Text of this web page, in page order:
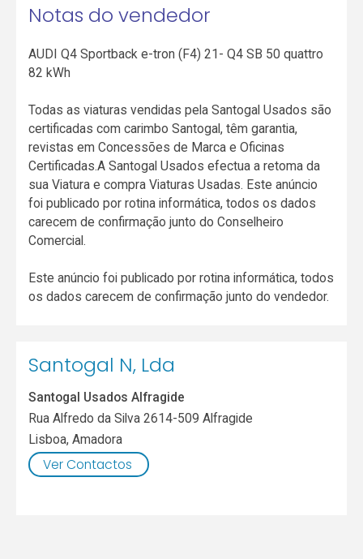
Notas do vendedor
AUDI Q4 Sportback e-tron (F4) 21- Q4 SB 50 quattro
82 kWh
Todas as viaturas vendidas pela Santogal Usados são
certificadas com carimbo Santogal, têm garantia,
revistas em Concessões de Marca e Oficinas
Certificadas.A Santogal Usados efectua a retoma da
sua Viatura e compra Viaturas Usadas. Este anúncio
foi publicado por rotina informática, todos os dados
carecem de confirmação junto do Conselheiro
Comercial.
Este anúncio foi publicado por rotina informática, todos
os dados carecem de confirmação junto do vendedor.
Santogal N, Lda
Santogal Usados Alfragide
Rua Alfredo da Silva 2614-509 Alfragide
Lisboa,Amadora
Ver Contactos